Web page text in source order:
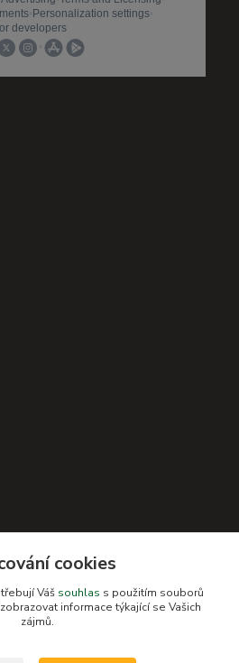
cookies
Váš souhlas s použitím souborů
informace týkající se Vašich
zájmů.